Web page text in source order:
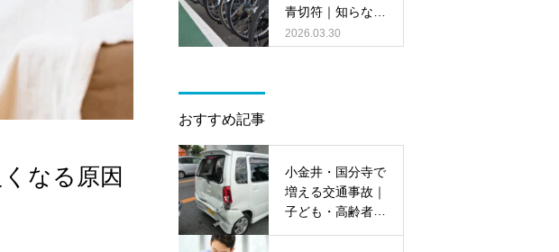
なる原因
青切符｜知らない
と危険なルールと
注意点
2026.03.30
おすすめ記事
小金井・国分寺で
増える交通事故｜
子ども・高齢者の